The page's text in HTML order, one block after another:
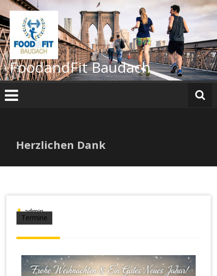
FoodandFit Baudach
Herzlichen Dank
Termine
admin